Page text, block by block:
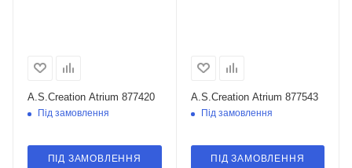
A.S.Creation Atrium 877420
Під замовлення
ПІД ЗАМОВЛЕННЯ
A.S.Creation Atrium 877543
Під замовлення
ПІД ЗАМОВЛЕННЯ